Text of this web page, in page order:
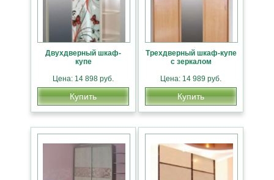
Двухдверный шкаф-
купе
Цена: 14 898 руб.
Купить
Трехдверный шкаф-купе
с зеркалом
Цена: 14 989 руб.
Купить